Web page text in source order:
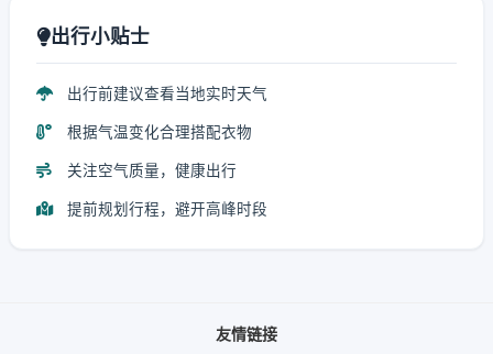
出行小贴士
出行前建议查看当地实时天气
根据气温变化合理搭配衣物
关注空气质量，健康出行
提前规划行程，避开高峰时段
友情链接